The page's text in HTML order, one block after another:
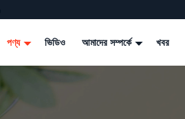
পণ্য ভিডিও আমাদের সম্পর্কে খবর